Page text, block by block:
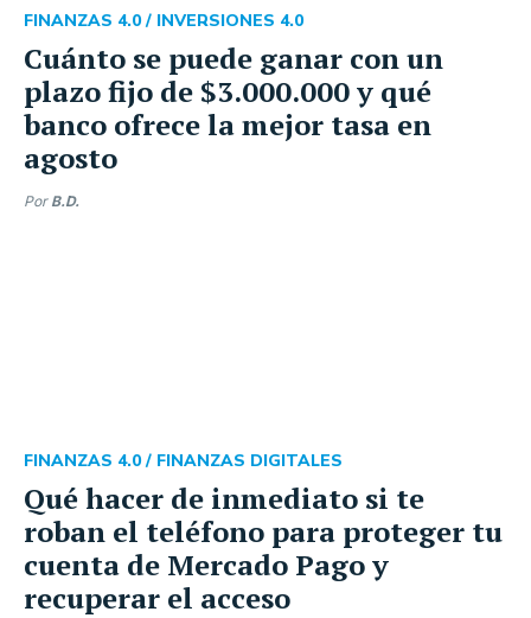
Cuánto se puede ganar con un
plazo fijo de $3.000.000 y qué
banco ofrece la mejor tasa en
agosto
FINANZAS 4.0 / INVERSIONES 4.0
Por B.D.
Qué hacer de inmediato si te
roban el teléfono para proteger tu
cuenta de Mercado Pago y
recuperar el acceso
FINANZAS 4.0 / FINANZAS DIGITALES